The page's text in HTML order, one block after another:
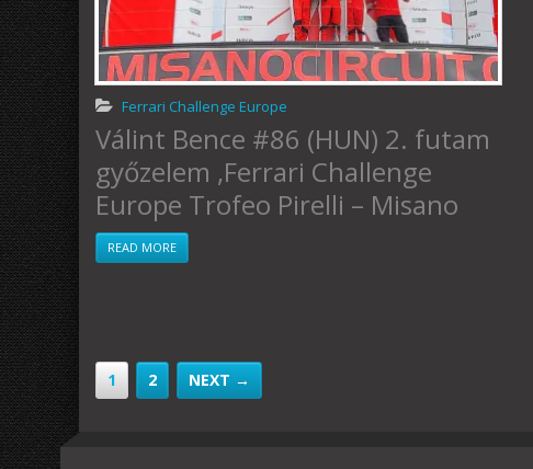
Ferrari Challenge Europe
Válint Bence #86 (HUN) 2. futam
győzelem ,Ferrari Challenge
Europe Trofeo Pirelli – Misano
READ MORE
1 2 NEXT →